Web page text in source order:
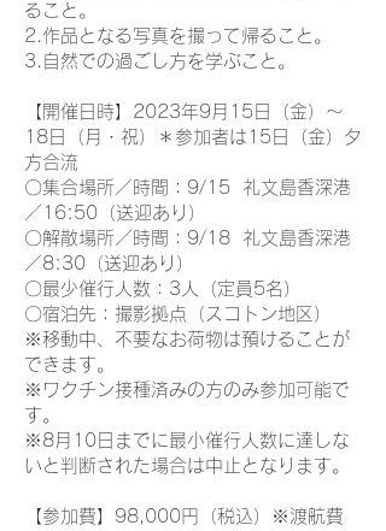
ること。
2.作品となる写真を撮って帰ること。
​3.自然での過ごし方を学ぶこと。
【開催日時】2023年9月15日（金）〜
18日（月・祝）＊参加者は15日（金）夕
方合流
〇集合場所／時間：9/15 礼文島香深港
／16:50（送迎あり）
〇解散場所／時間：9/18 礼文島香深港
／8:30（送迎あり）
〇最少催行人数：3人（定員5名）
〇宿泊先：撮影拠点（スコトン地区）
※移動中、不要なお荷物は預けることが
できます。
※ワクチン接種済みの方のみ参加可能で
す。
※8月10日までに最小催行人数に達しな
いと判断された場合は中止となります。
【参加費】98,000円（税込）※渡航費